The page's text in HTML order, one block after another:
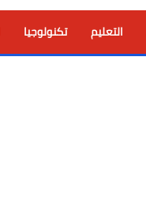
التعليم تكنولوجيا